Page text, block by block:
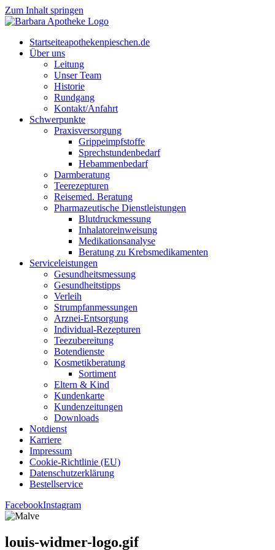
Zum Inhalt springen
Start­sei­teapothekenpieschen.de
Über uns
Lei­tung
Unser Team
His­to­rie
Rund­gang
Kontakt/Anfahrt
Schwer­punk­te
Pra­xis­ver­sor­gung
Grip­pe­impf­stof­fe
Sprech­stun­den­be­darf
Heb­am­men­be­darf
Darm­be­ra­tung
Tee­re­zep­tu­ren
Rei­se­med. Beratung
Phar­ma­zeu­ti­sche Dienstleistungen
Blut­druck­mes­sung
Inha­la­tor­ein­wei­sung
Medi­ka­ti­ons­ana­ly­se
Bera­tung zu Krebsmedikamenten
Ser­vice­leis­tun­gen
Gesund­heits­mes­sung
Gesund­heits­tipps
Ver­leih
Strumpfan­mes­sun­gen
Arz­n­ei-Ent­­sor­­gung
Indi­­vi­­du­al-Rezep­­tu­­ren
Tee­zu­be­rei­tung
Boten­diens­te
Kos­me­tik­be­ra­tung
Sor­ti­ment
Eltern & Kind
Kun­den­kar­te
Kun­den­zei­tun­gen
Down­loads
Not­dienst
Kar­rie­re
Impres­sum
Coo­kie-Rich­t­­li­­nie (EU)
Datenschutz­erklärung
Bestell­ser­vice
FacebookInstagram
louis-widmer-logo.gif